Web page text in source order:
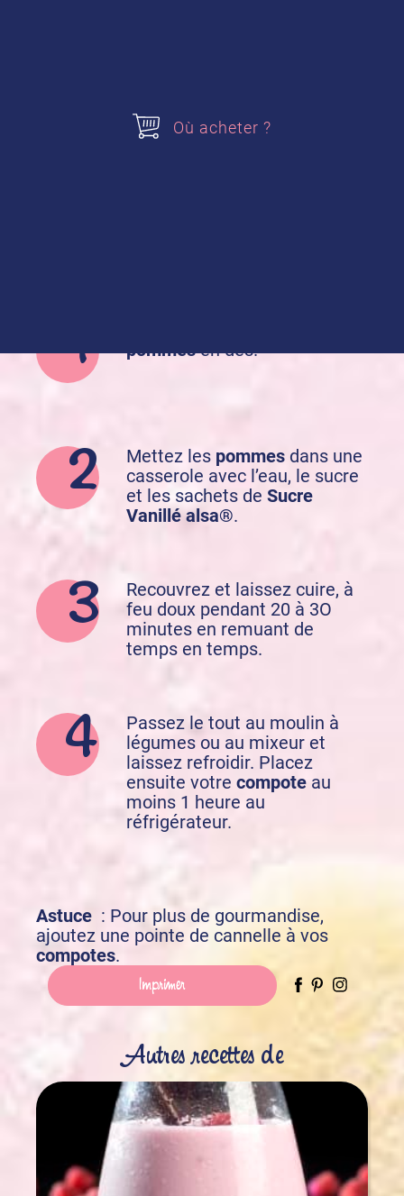
Imprimer
pommesen dés.
Mettez les pommes dans une
casserole avec l’eau, le sucre
et les sachets de Sucre
Vanillé alsa®.
Recouvrez et laissez cuire, à
feu doux pendant 20 à 3O
minutes en remuant de
temps en temps.
Passez le tout au moulin à
légumes ou au mixeur et
laissez refroidir. Placez
ensuite votre compote au
moins 1 heure au
réfrigérateur.
Astuce : Pour plus de gourmandise,
ajoutez une pointe de cannelle à vos
compotes.
Autres recettes de
Où acheter ?